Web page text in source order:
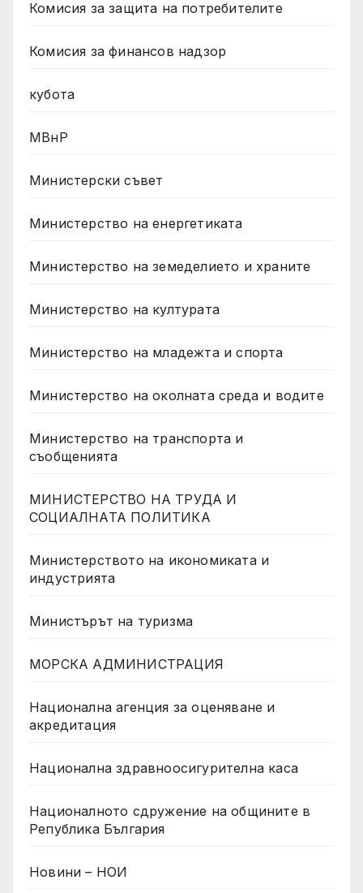
Комисия за защита на потребителите
Комисия за финансов надзор
кубота
МВнР
Министерски съвет
Министерство на енергетиката
Министерство на земеделието и храните
Министерство на културата
Министерство на младежта и спорта
Министерство на околната среда и водите
Министерство на транспорта и
съобщенията
МИНИСТЕРСТВО НА ТРУДА И
СОЦИАЛНАТА ПОЛИТИКА
Министерството на икономиката и
индустрията
Министърът на туризма
МОРСКА АДМИНИСТРАЦИЯ
Национална агенция за оценяване и
акредитация
Национална здравноосигурителна каса
Националното сдружение на общините в
Република България
Новини – НОИ